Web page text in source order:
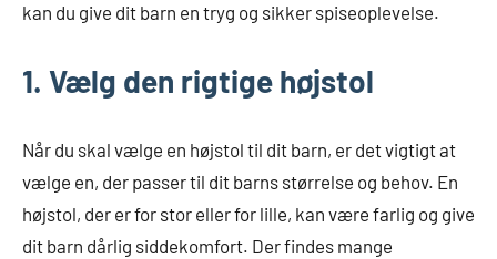
kan du give dit barn en tryg og sikker spiseoplevelse.
1. Vælg den rigtige højstol
Når du skal vælge en højstol til dit barn, er det vigtigt at
vælge en, der passer til dit barns størrelse og behov. En
højstol, der er for stor eller for lille, kan være farlig og give
dit barn dårlig siddekomfort. Der findes mange